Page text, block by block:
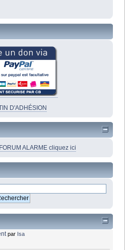
D'ADHÉSION
ALARME cliquez ici
par Isa